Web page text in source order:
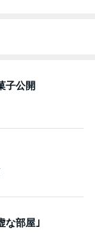
子公開
な部屋｣